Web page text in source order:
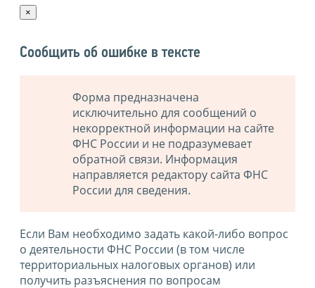
×
Сообщить об ошибке в тексте
Форма предназначена
исключительно для сообщений о
некорректной информации на сайте
ФНС России и не подразумевает
обратной связи. Информация
направляется редактору сайта ФНС
России для сведения.
Если Вам необходимо задать какой-либо вопрос
о деятельности ФНС России (в том числе
территориальных налоговых органов) или
получить разъяснения по вопросам